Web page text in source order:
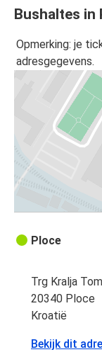
Bushaltes in
Opmerking: je
adresgegevens.
Ploce
Trg Kralja
20340 Ploce
Kroatië
Bekijk dit